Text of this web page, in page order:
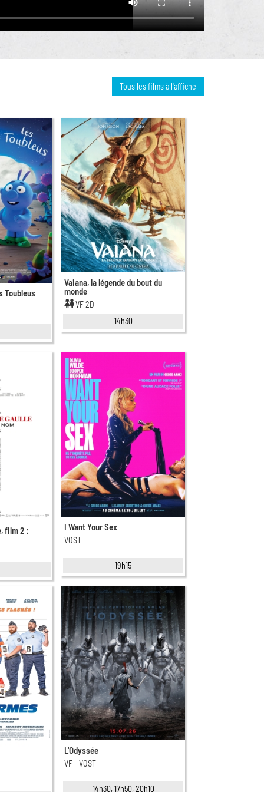
Tous les films à l'affiche
Toubleus
Vaiana, la légende du bout du
monde
VF 2D
14h30
film 2 : I Want Your Sex
VOST
19h15
L'Odyssée
VF - VOST
14h30, 17h50, 20h10